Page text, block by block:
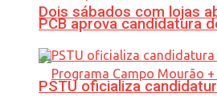
Dois sábados com lojas
PCB aprova candidatura
PSTU oficializa